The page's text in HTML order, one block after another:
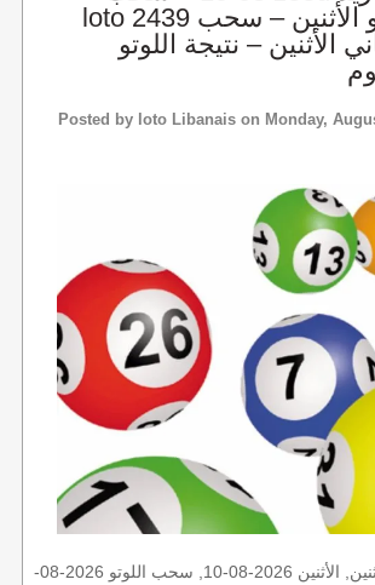
loto 2439 نتيجة اللوتو الأثنين – سحب
الأثنين – نتيجة اللوتو
Posted by loto Libanaison Monday,
اليكم نتائج اللوتو الأثنين, الأثنين 2026-08-10, سحب اللوتو 2026-08-